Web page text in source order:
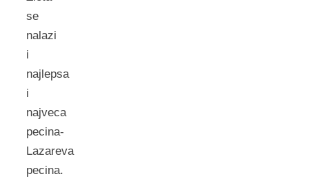
se
nalazi
i
najlepsa
i
najveca
pecina-
Lazareva
pecina.